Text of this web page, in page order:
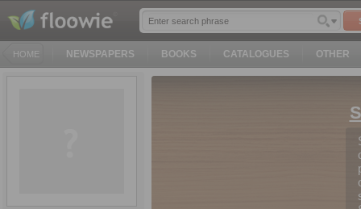
HOME NEWSPAPERS BOOKS CATALOGUES OTHER